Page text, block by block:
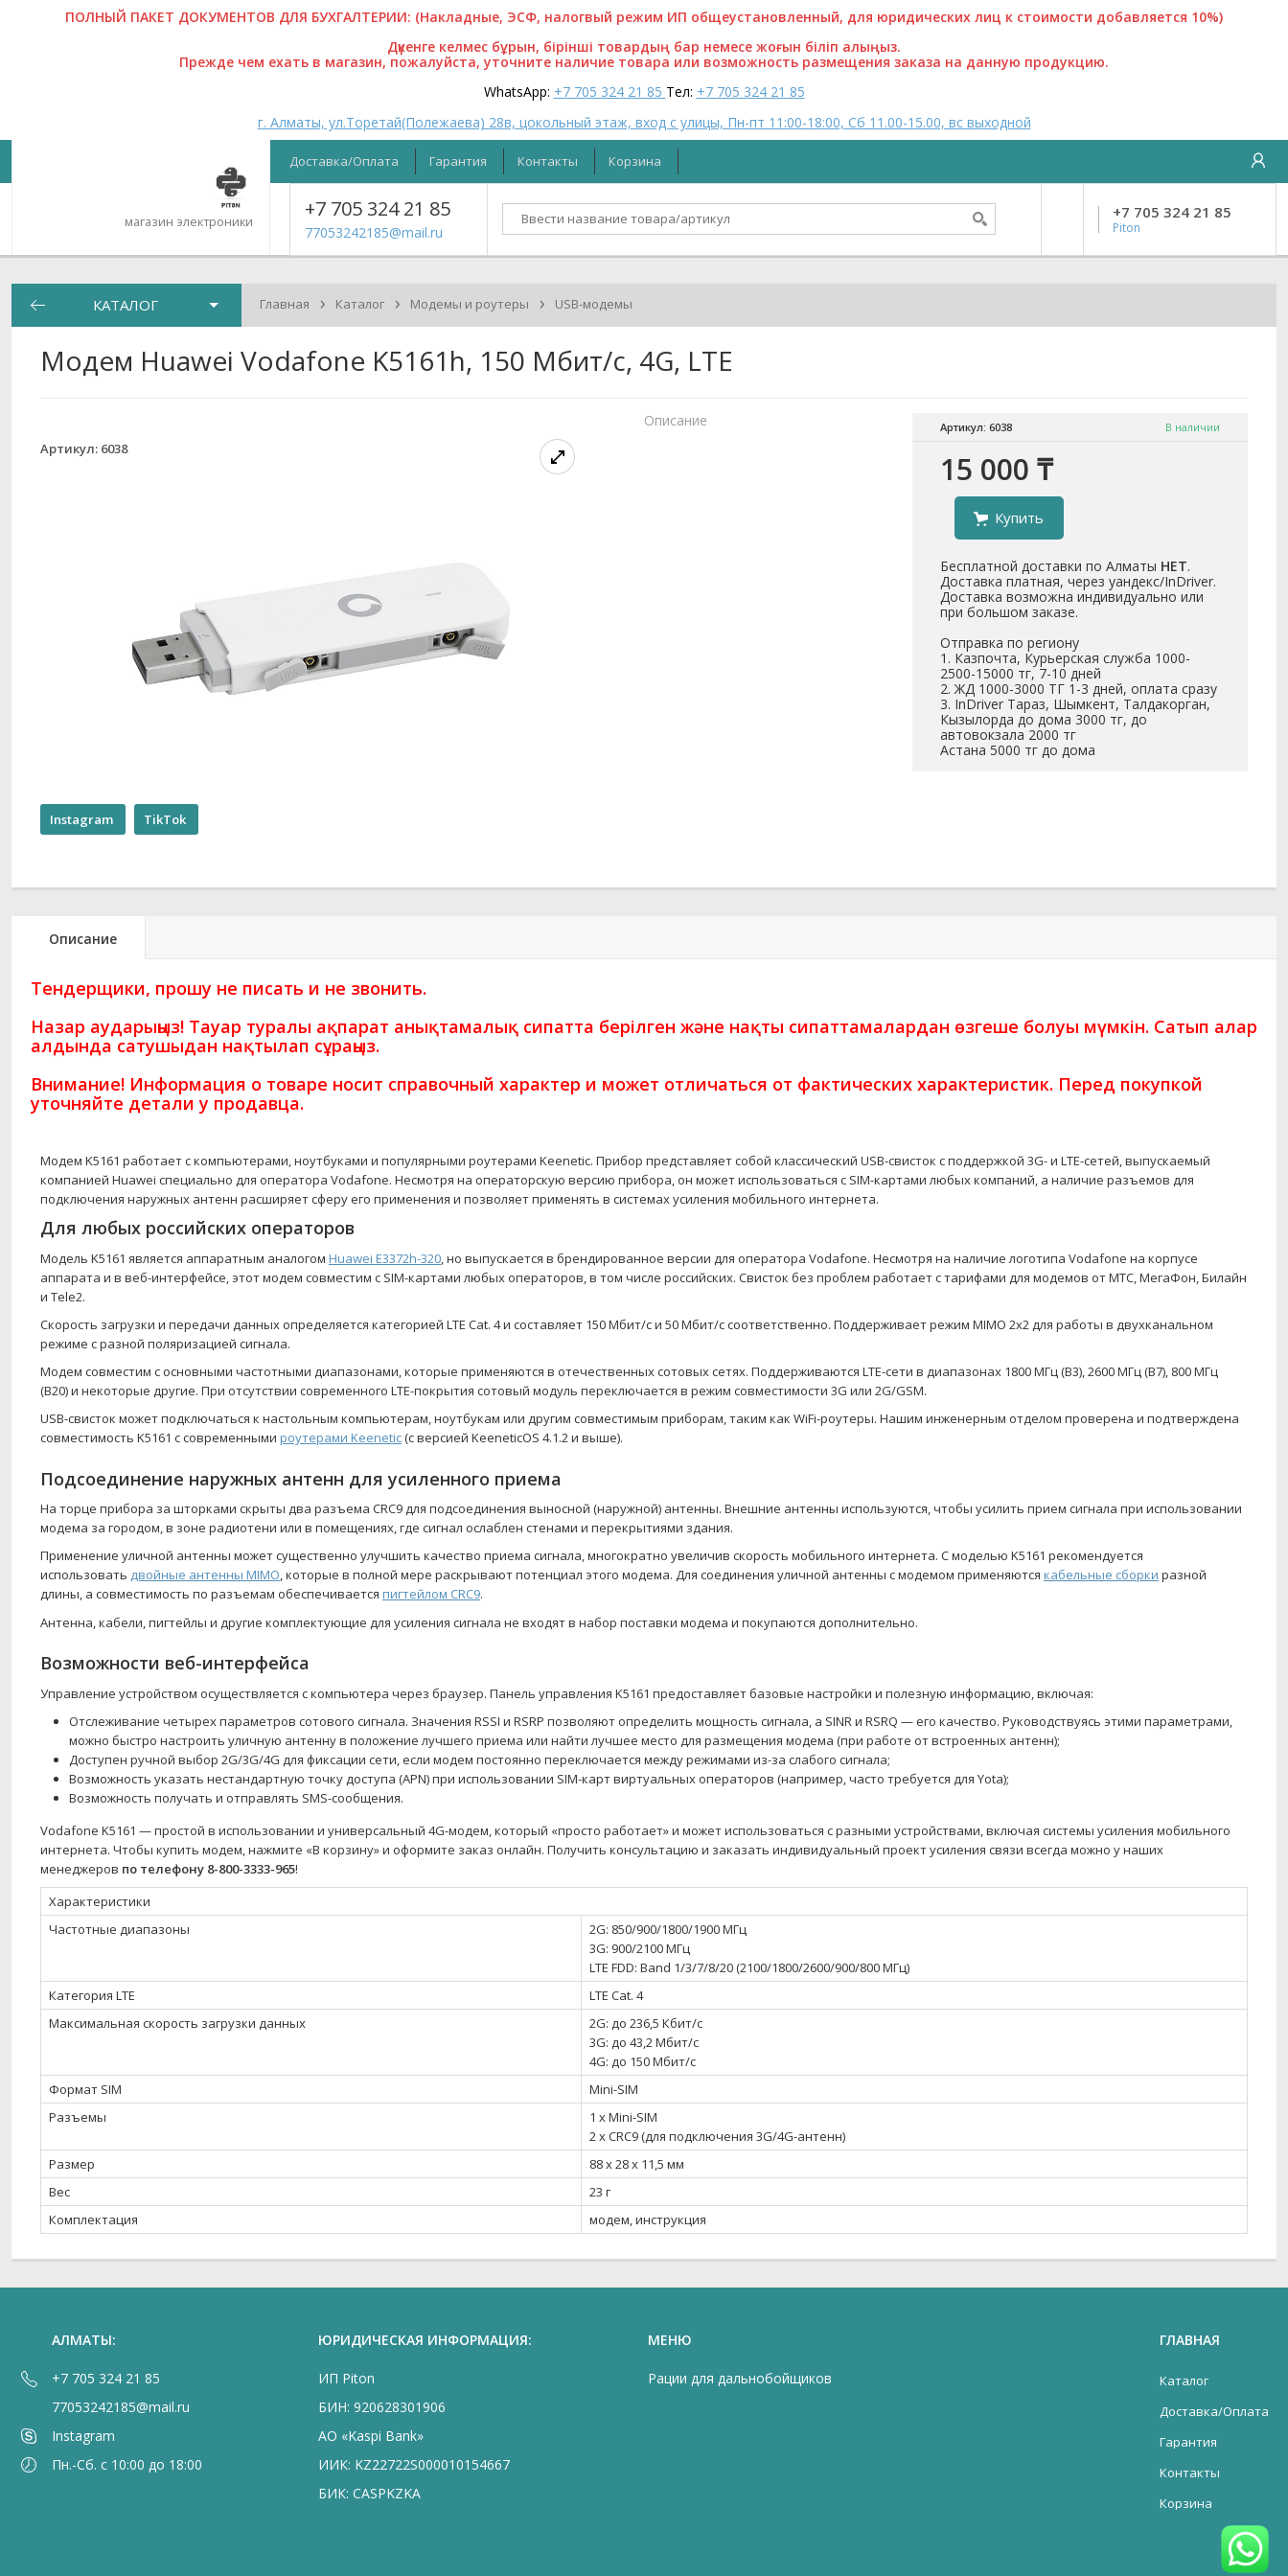
ПОЛНЫЙ ПАКЕТ ДОКУМЕНТОВ ДЛЯ БУХГАЛТЕРИИ: (Накладные, ЭСФ, налогвый режим ИП общеустановленный, для юридических лиц к стоимости добавляется 10%)
Дүкенге келмес бұрын, бірінші товардың бар немесе жоғын біліп алыңыз.
Прежде чем ехать в магазин, пожалуйста, уточните наличие товара или возможность размещения заказа на данную продукцию.
WhatsApp: +7 705 324 21 85 Тел: +7 705 324 21 85
г. Алматы, ул.Торетай(Полежаева) 28в, цокольный этаж, вход с улицы, Пн-пт 11:00-18:00, Сб 11.00-15.00, вс выходной
магазин электроники
Доставка/Оплата Гарантия Контакты Корзина
+7 705 324 21 85
77053242185@mail.ru
+7 705 324 21 85
Piton
КАТАЛОГ Главная › Каталог › Модемы и роутеры › USB-модемы
Модем Huawei Vodafone K5161h, 150 Мбит/с, 4G, LTE
Артикул: 6038
Instagram TikTok
Артикул: 6038 В наличии
15 000 ₸
Купить
Бесплатной доставки по Алматы НЕТ.
Доставка платная, через уандекс/InDriver.
Доставка возможна индивидуально или
при большом заказе.
Отправка по региону
1. Казпочта, Курьерская служба 1000-
2500-15000 тг, 7-10 дней
2. ЖД 1000-3000 ТГ 1-3 дней, оплата сразу
3. InDriver Тараз, Шымкент, Талдакорган,
Кызылорда до дома 3000 тг, до
автовокзала 2000 тг
Астана 5000 тг до дома
Описание
Описание
Тендерщики, прошу не писать и не звонить.
Назар аударыңыз! Тауар туралы ақпарат анықтамалық сипатта берілген және нақты сипаттамалардан өзгеше болуы мүмкін. Сатып алар
алдында сатушыдан нақтылап сұраңыз.
Внимание! Информация о товаре носит справочный характер и может отличаться от фактических характеристик. Перед покупкой
уточняйте детали у продавца.
Модем K5161 работает с компьютерами, ноутбуками и популярными роутерами Keenetic. Прибор представляет собой классический USB-свисток с поддержкой 3G- и LTE-сетей, выпускаемый
компанией Huawei специально для оператора Vodafone. Несмотря на операторскую версию прибора, он может использоваться с SIM-картами любых компаний, а наличие разъемов для
подключения наружных антенн расширяет сферу его применения и позволяет применять в системах усиления мобильного интернета.
Для любых российских операторов
Модель K5161 является аппаратным аналогом Huawei E3372h-320, но выпускается в брендированное версии для оператора Vodafone. Несмотря на наличие логотипа Vodafone на корпусе
аппарата и в веб-интерфейсе, этот модем совместим с SIM-картами любых операторов, в том числе российских. Свисток без проблем работает с тарифами для модемов от МТС, МегаФон, Билайн
и Tele2.
Скорость загрузки и передачи данных определяется категорией LTE Cat. 4 и составляет 150 Мбит/с и 50 Мбит/с соответственно. Поддерживает режим MIMO 2x2 для работы в двухканальном
режиме с разной поляризацией сигнала.
Модем совместим с основными частотными диапазонами, которые применяются в отечественных сотовых сетях. Поддерживаются LTE-сети в диапазонах 1800 МГц (B3), 2600 МГц (B7), 800 МГц
(B20) и некоторые другие. При отсутствии современного LTE-покрытия сотовый модуль переключается в режим совместимости 3G или 2G/GSM.
USB-свисток может подключаться к настольным компьютерам, ноутбукам или другим совместимым приборам, таким как WiFi-роутеры. Нашим инженерным отделом проверена и подтверждена
совместимость K5161 с современными роутерами Keenetic(с версией KeeneticOS 4.1.2 и выше).
Подсоединение наружных антенн для усиленного приема
На торце прибора за шторками скрыты два разъема CRC9 для подсоединения выносной (наружной) антенны. Внешние антенны используются, чтобы усилить прием сигнала при использовании
модема за городом, в зоне радиотени или в помещениях, где сигнал ослаблен стенами и перекрытиями здания.
Применение уличной антенны может существенно улучшить качество приема сигнала, многократно увеличив скорость мобильного интернета. С моделью K5161 рекомендуется
использовать двойные антенны MIMO, которые в полной мере раскрывают потенциал этого модема. Для соединения уличной антенны с модемом применяются кабельные сборки разной
длины, а совместимость по разъемам обеспечивается пигтейлом CRC9.
Антенна, кабели, пигтейлы и другие комплектующие для усиления сигнала не входят в набор поставки модема и покупаются дополнительно.
Возможности веб-интерфейса
Управление устройством осуществляется с компьютера через браузер. Панель управления K5161 предоставляет базовые настройки и полезную информацию, включая:
Отслеживание четырех параметров сотового сигнала. Значения RSSI и RSRP позволяют определить мощность сигнала, а SINR и RSRQ — его качество. Руководствуясь этими параметрами,
можно быстро настроить уличную антенну в положение лучшего приема или найти лучшее место для размещения модема (при работе от встроенных антенн);
Доступен ручной выбор 2G/3G/4G для фиксации сети, если модем постоянно переключается между режимами из-за слабого сигнала;
Возможность указать нестандартную точку доступа (APN) при использовании SIM-карт виртуальных операторов (например, часто требуется для Yota);
Возможность получать и отправлять SMS-сообщения.
Vodafone K5161 — простой в использовании и универсальный 4G-модем, который «просто работает» и может использоваться с разными устройствами, включая системы усиления мобильного
интернета. Чтобы купить модем, нажмите «В корзину» и оформите заказ онлайн. Получить консультацию и заказать индивидуальный проект усиления связи всегда можно у наших
менеджеров по телефону 8-800-3333-965!
Характеристики
Частотные диапазоны
2G: 850/900/1800/1900 МГц
3G: 900/2100 МГц
LTE FDD: Band 1/3/7/8/20 (2100/1800/2600/900/800 МГц)
Категория LTE
LTE Cat. 4
Максимальная скорость загрузки данных
2G: до 236,5 Кбит/с
3G: до 43,2 Мбит/с
4G: до 150 Мбит/с
Формат SIM
Mini-SIM
Разъемы
1 x Mini-SIM
2 x CRC9 (для подключения 3G/4G-антенн)
Размер
88 x 28 x 11,5 мм
Вес
23 г
Комплектация
модем, инструкция
АЛМАТЫ:
+7 705 324 21 85
77053242185@mail.ru
Instagram
Пн.-Сб. с 10:00 до 18:00
ЮРИДИЧЕСКАЯ ИНФОРМАЦИЯ:
ИП Piton
БИН: 920628301906
АО «Kaspi Bank»
ИИК: KZ22722S000010154667
БИК: CASPKZKA
МЕНЮ
Рации для дальнобойщиков
ГЛАВНАЯ
Каталог
Доставка/Оплата
Гарантия
Контакты
Корзина